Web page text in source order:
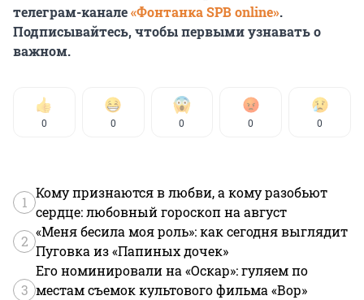
телеграм-канале«Фонтанка SPB online».
Подписывайтесь, чтобы первыми узнавать о
важном.
0 0 0 0 0
1
Кому признаются в любви, а кому разобьют
сердце: любовный гороскоп на август
2
«Меня бесила моя роль»: как сегодня выглядит
Пуговка из «Папиных дочек»
3
Его номинировали на «Оскар»: гуляем по
местам съемок культового фильма «Вор»